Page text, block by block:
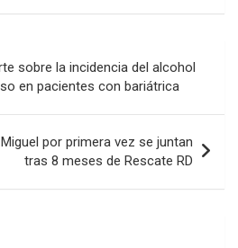
sobre la incidencia del alcohol
en pacientes con bariátrica
por primera vez se juntan
tras 8 meses de Rescate RD